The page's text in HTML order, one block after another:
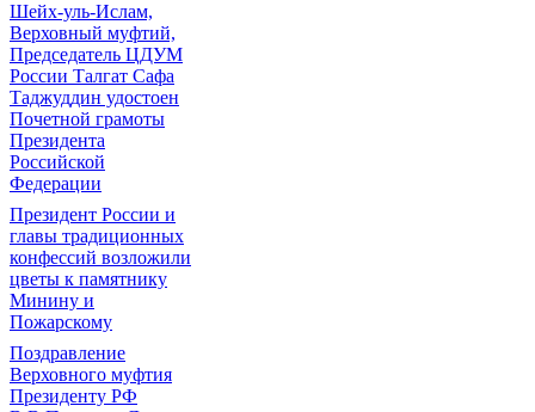
Шейх-уль-Ислам,
Верховный муфтий,
Председатель ЦДУМ
России Талгат Сафа
Таджуддин удостоен
Почетной грамоты
Президента
Российской
Федерации
Президент России и
главы традиционных
конфессий возложили
цветы к памятнику
Минину и
Пожарскому
Поздравление
Верховного муфтия
Президенту РФ